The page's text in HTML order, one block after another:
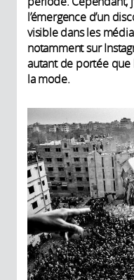
l’émergence d’un
visible dans les
notamment sur
autant de portée
la mode.